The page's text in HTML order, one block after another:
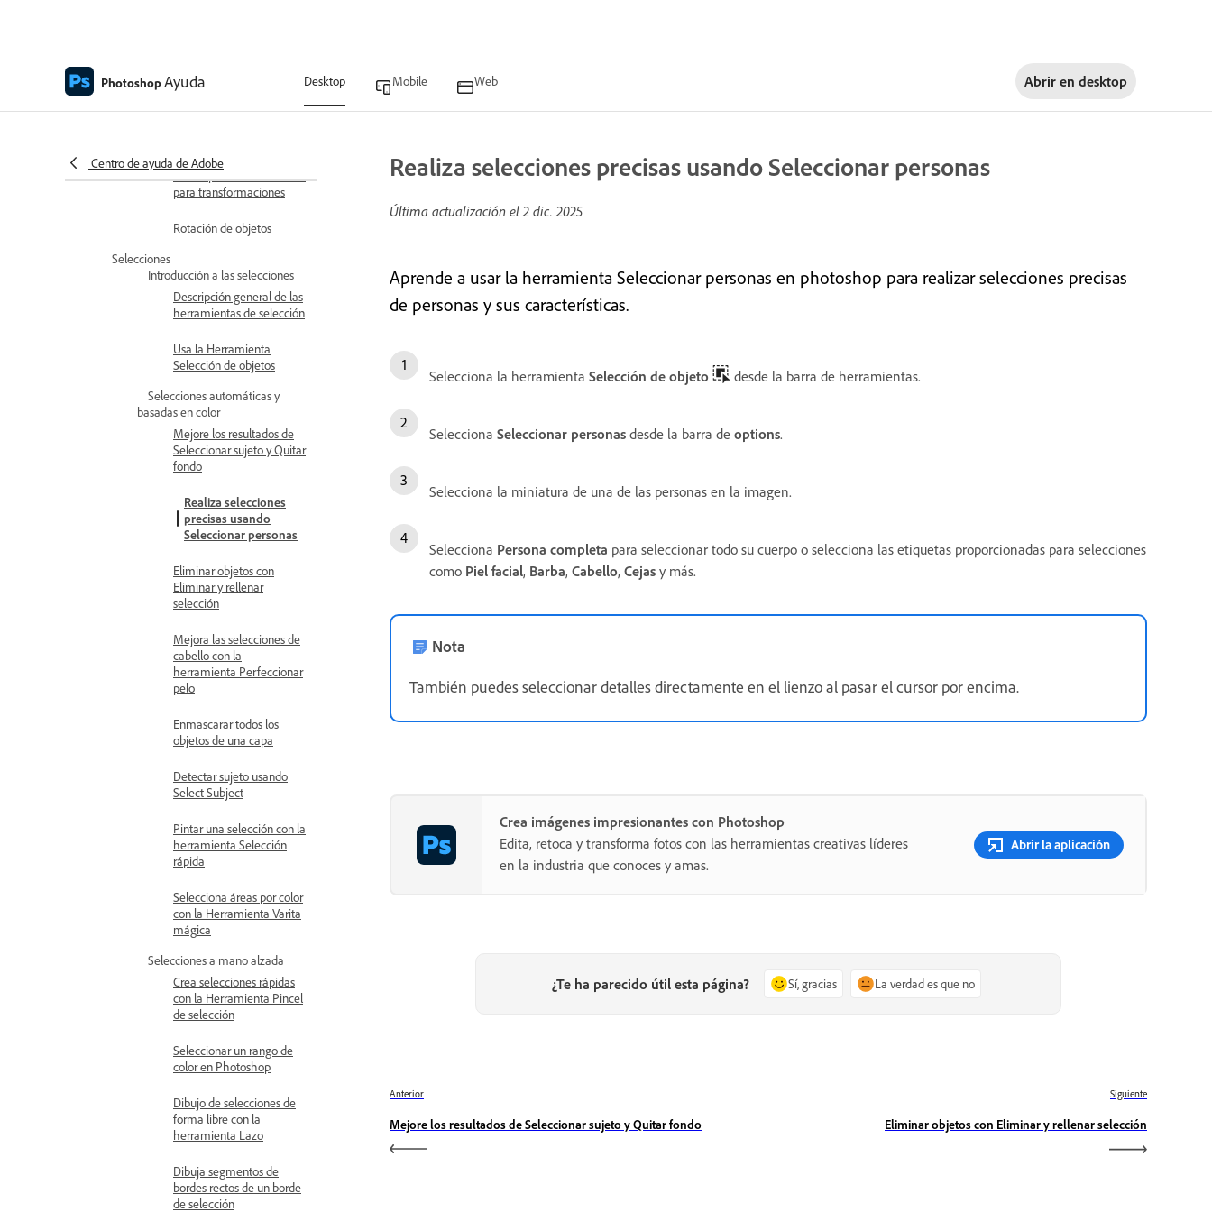
PhotoshopAyuda Desktop Mobile Web Abrir en desktop
Centro de ayuda de Adobe
los transformas
para transformaciones
Rotación de objetos
Selecciones
Introducción a las selecciones
Descripción general de las
herramientas de selección
Usa la Herramienta
Selección de objetos
Selecciones automáticas y
basadas en color
Mejore los resultados de
Seleccionar sujeto y Quitar
fondo
Realiza selecciones
precisas usando
Seleccionar personas
Eliminar objetos con
Eliminar y rellenar
selección
Mejora las selecciones de
cabello con la
herramienta Perfeccionar
pelo
Enmascarar todos los
objetos de una capa
Detectar sujeto usando
Select Subject
Pintar una selección con la
herramienta Selección
rápida
Selecciona áreas por color
con la Herramienta Varita
mágica
Selecciones a mano alzada
Crea selecciones rápidas
con la Herramienta Pincel
de selección
Seleccionar un rango de
color en Photoshop
Dibujo de selecciones de
forma libre con la
herramienta Lazo
Dibuja segmentos de
bordes rectos de un borde
de selección
Realiza selecciones precisas usando Seleccionar personas
Última actualización el2 dic. 2025
Aprende a usar la herramienta Seleccionar personas en photoshop para realizar selecciones precisas
de personas y sus características.
Selecciona la herramienta Selección de objeto desde la barra de herramientas.
Selecciona Seleccionar personas desde la barra de options.
Selecciona la miniatura de una de las personas en la imagen.
Selecciona Persona completa para seleccionar todo su cuerpo o selecciona las etiquetas proporcionadas para selecciones
como Piel facial, Barba, Cabello, Cejas y más.
Nota
También puedes seleccionar detalles directamente en el lienzo al pasar el cursor por encima.
Crea imágenes impresionantes con Photoshop
Edita, retoca y transforma fotos con las herramientas creativas líderes
en la industria que conoces y amas.
Abrir la aplicación
¿Te ha parecido útil esta página? Sí, gracias La verdad es que no
Anterior
Mejore los resultados de Seleccionar sujeto y Quitar fondo
Siguiente
Eliminar objetos con Eliminar y rellenar selección